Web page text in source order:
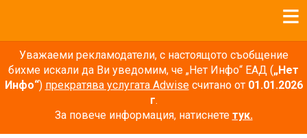
Уважаеми рекламодатели, с настоящото съобщение
бихме искали да Ви уведомим, че „Нет Инфо“ ЕАД („Нет
Инфо“) прекратява услугата Adwiseсчитано от 01.01.2026
г.
За повече информация, натиснете тук.